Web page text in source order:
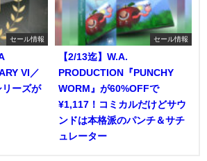
セール情報
VI／
ーズが
セール情報
【2/13迄】W.A.
PRODUCTION『PUNCHY
WORM』が60%OFFで
¥1,117！コミカルだけどサウ
ンドは本格派のパンチ＆サチ
ュレーター